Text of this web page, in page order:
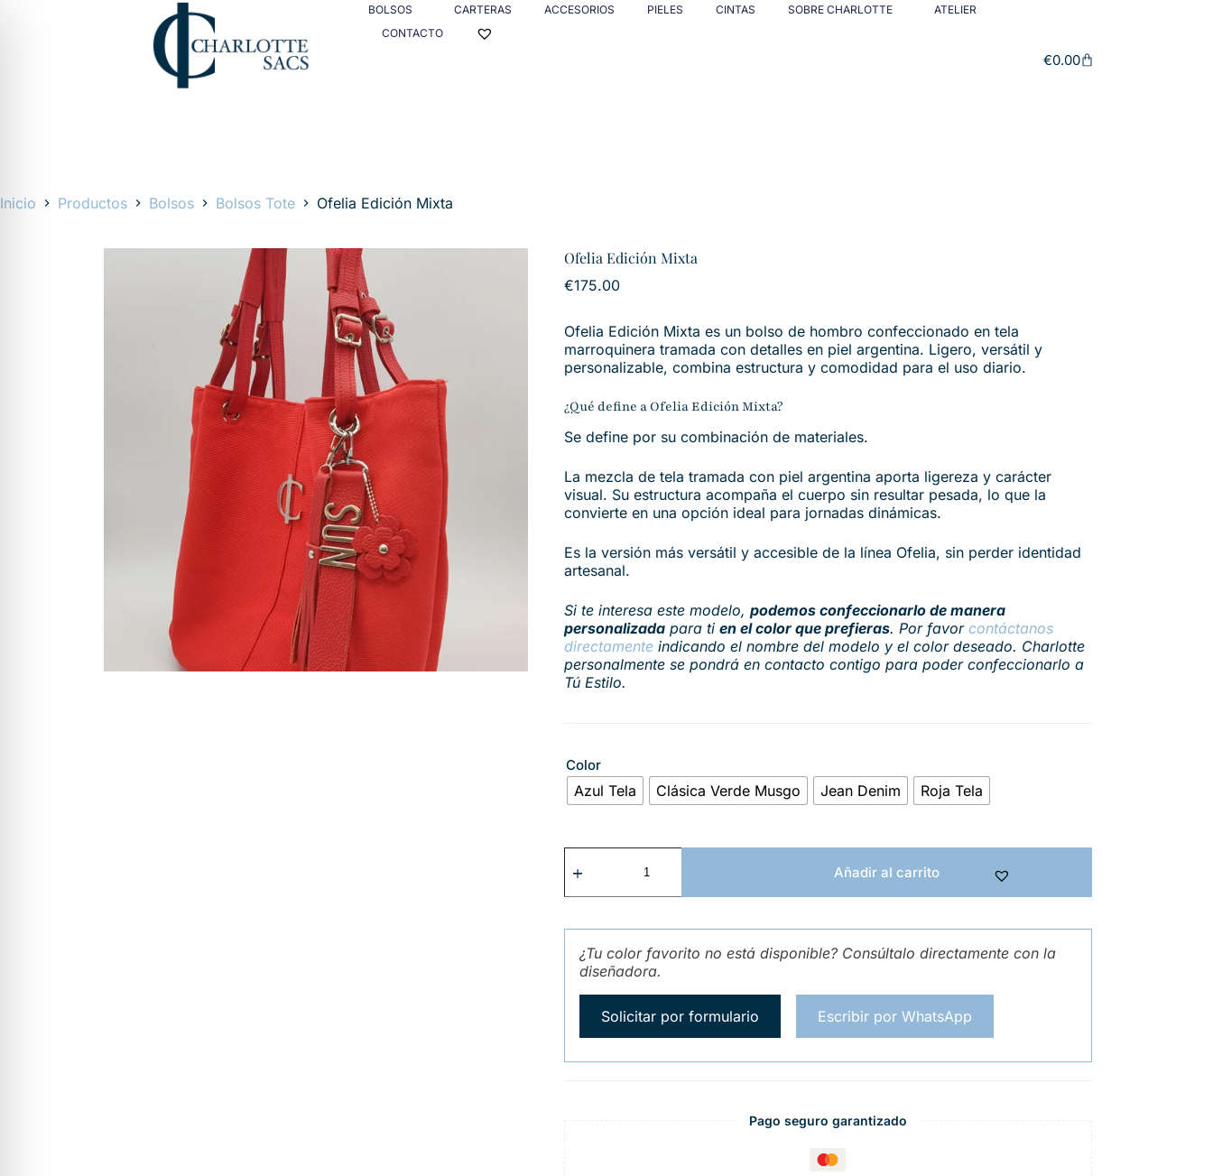
BOLSOS CARTERAS ACCESORIOS PIELES CINTAS SOBRE CHARLOTTE
ATELIER
CONTACTO
€0.00
Inicio Productos Bolsos Bolsos Tote Ofelia Edición Mixta
Ofelia Edición Mixta
€175.00
Ofelia Edición Mixta es un bolso de hombro confeccionado en tela
marroquinera tramada con detalles en piel argentina. Ligero, versátil y
personalizable, combina estructura y comodidad para el uso diario.
¿Qué define a Ofelia Edición Mixta?
Se define por su combinación de materiales.
La mezcla de tela tramada con piel argentina aporta ligereza y carácter
visual. Su estructura acompaña el cuerpo sin resultar pesada, lo que la
convierte en una opción ideal para jornadas dinámicas.
Es la versión más versátil y accesible de la línea Ofelia, sin perder identidad
artesanal.
Si te interesa este modelo, podemos confeccionarlo de manera
personalizadapara ti en el color que prefieras. Por favor contáctanos
directamenteindicando el nombre del modelo y el color deseado. Charlotte
personalmente se pondrá en contacto contigo para poder confeccionarlo a
Tú Estilo.
Color
Azul Tela Clásica Verde Musgo Jean Denim Roja Tela
Añadir al carrito
¿Tu color favorito no está disponible? Consúltalo directamente con la
diseñadora.
Solicitar por formulario Escribir por WhatsApp
Pago seguro garantizado